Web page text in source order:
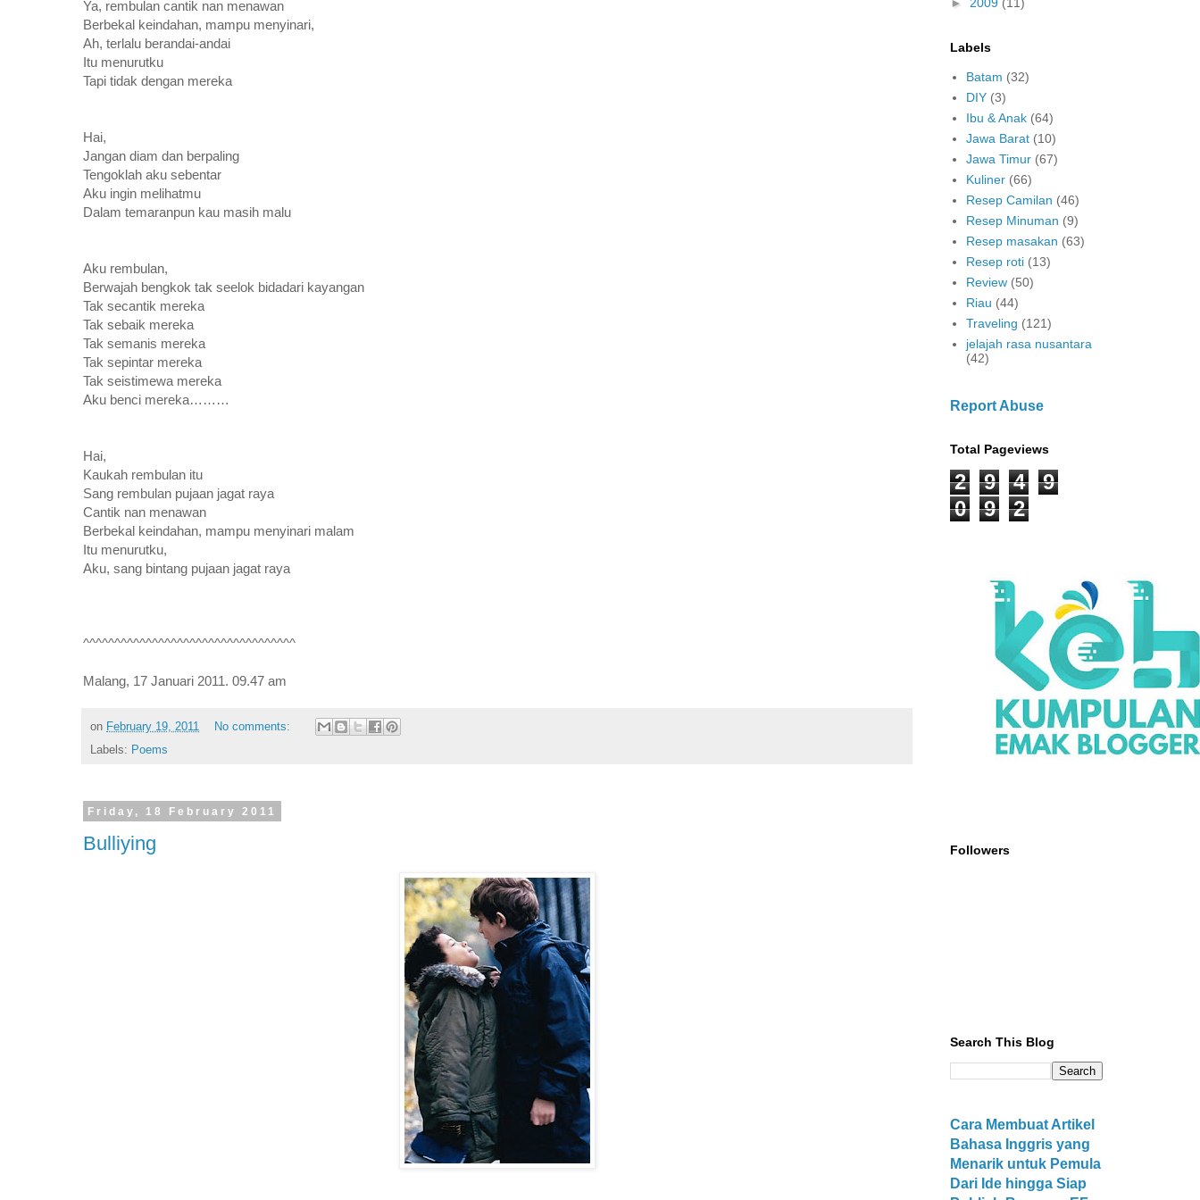
Ya, rembulan cantik nan menawan
Berbekal keindahan, mampu menyinari,
Ah, terlalu berandai-andai
Itu menurutku
Tapi tidak dengan mereka
Hai,
Jangan diam dan berpaling
Tengoklah aku sebentar
Aku ingin melihatmu
Dalam temaranpun kau masih malu
Aku rembulan,
Berwajah bengkok tak seelok bidadari kayangan
Tak secantik mereka
Tak sebaik mereka
Tak semanis mereka
Tak sepintar mereka
Tak seistimewa mereka
Aku benci mereka………
Hai,
Kaukah rembulan itu
Sang rembulan pujaan jagat raya
Cantik nan menawan
Berbekal keindahan, mampu menyinari malam
Itu menurutku,
Aku, sang bintang pujaan jagat raya
^^^^^^^^^^^^^^^^^^^^^^^^^^^^^^^^^^
Malang, 17 Januari 2011. 09.47 am
on February 19, 2011
No comments:
Labels: Poems
Friday, 18 February 2011
Bulliying
► 2009 (11)
Labels
Batam (32)
DIY (3)
Ibu & Anak (64)
Jawa Barat (10)
Jawa Timur (67)
Kuliner (66)
Resep Camilan (46)
Resep Minuman (9)
Resep masakan (63)
Resep roti (13)
Review (50)
Riau (44)
Traveling (121)
jelajah rasa nusantara
(42)
Report Abuse
Total Pageviews
2 9 4
9
0
9 2
Followers
Search This Blog
Cara Membuat Artikel
Bahasa Inggris yang
Menarik untuk Pemula
Dari Ide hingga Siap